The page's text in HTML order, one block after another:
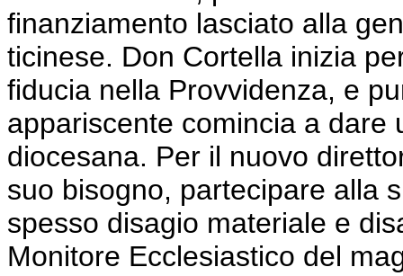
finanziamento lasciato alla
ticinese. Don Cortella inizia
fiducia nella Provvidenza, e
appariscente comincia a dare
diocesana. Per il nuovo
suo bisogno, partecipare alla
spesso disagio materiale e
Monitore Ecclesiastico del